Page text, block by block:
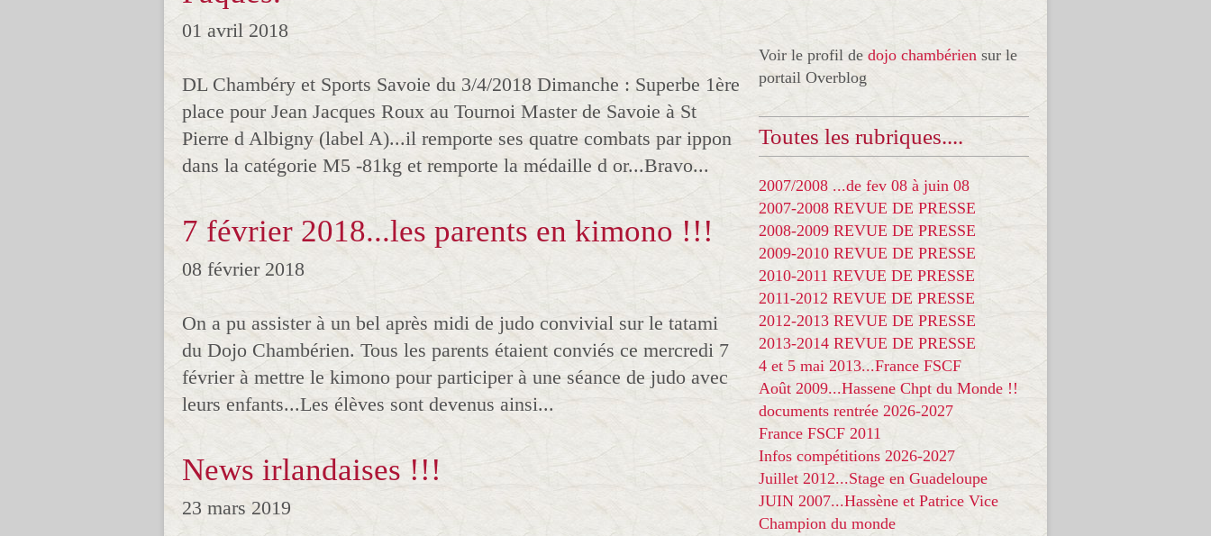
01 avril 2018
DL Chambéry et Sports Savoie du 3/4/2018 Dimanche : Superbe 1ère
place pour Jean Jacques Roux au Tournoi Master de Savoie à St
Pierre d Albigny (label A)...il remporte ses quatre combats par ippon
dans la catégorie M5 -81kg et remporte la médaille d or...Bravo...
7 février 2018...les parents en kimono !!!
08 février 2018
On a pu assister à un bel après midi de judo convivial sur le tatami
du Dojo Chambérien. Tous les parents étaient conviés ce mercredi 7
février à mettre le kimono pour participer à une séance de judo avec
leurs enfants...Les élèves sont devenus ainsi...
News irlandaises !!!
23 mars 2019
Voir le profil de dojo chambérien sur le
portail Overblog
Toutes les rubriques....
2007/2008 ...de fev 08 à juin 08
2007-2008 REVUE DE PRESSE
2008-2009 REVUE DE PRESSE
2009-2010 REVUE DE PRESSE
2010-2011 REVUE DE PRESSE
2011-2012 REVUE DE PRESSE
2012-2013 REVUE DE PRESSE
2013-2014 REVUE DE PRESSE
4 et 5 mai 2013...France FSCF
Août 2009...Hassene Chpt du Monde !!
documents rentrée 2026-2027
France FSCF 2011
Infos compétitions 2026-2027
Juillet 2012...Stage en Guadeloupe
JUIN 2007...Hassène et Patrice Vice
Champion du monde